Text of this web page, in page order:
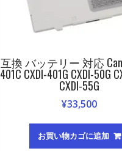
互換 バッテリー 対応
401C CXDI-401G CXDI-50G
CXDI-55G
¥33,500
お買い物カゴに追加